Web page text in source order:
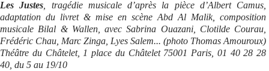
Les Justes , tragédie musicale d’après la pièce d’Albert Camus,
adaptation du livret & mise en scène Abd Al Malik, composition
musicale Bilal & Wallen, avec Sabrina Ouazani, Clotilde Courau,
Frédéric Chau, Marc Zinga, Lyes Salem... (photo Thomas Amouroux)
Théâtre du Châtelet, 1 place du Châtelet 75001 Paris, 01 40 28 28
40, du 5 au 19/10